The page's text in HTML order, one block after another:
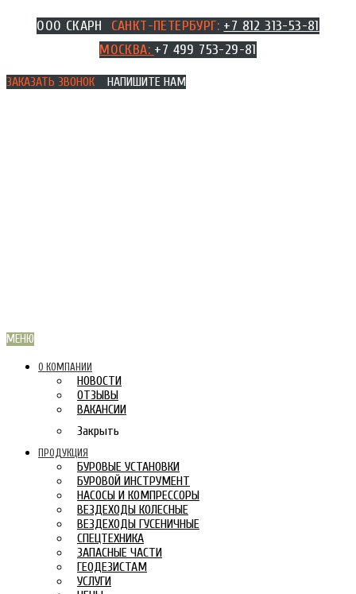
Перейти
ООО СКАРН САНКТ-ПЕТЕРБУРГ: +7 812 313-53-81
МОСКВА: +7 499 753-29-81
ЗАКАЗАТЬ ЗВОНОК НАПИШИТЕ НАМ
МЕНЮ
О КОМПАНИИ
НОВОСТИ
ОТЗЫВЫ
ВАКАНСИИ
Закрыть
ПРОДУКЦИЯ
БУРОВЫЕ УСТАНОВКИ
БУРОВОЙ ИНСТРУМЕНТ
НАСОСЫ И КОМПРЕССОРЫ
ВЕЗДЕХОДЫ КОЛЕСНЫЕ
ВЕЗДЕХОДЫ ГУСЕНИЧНЫЕ
СПЕЦТЕХНИКА
ЗАПАСНЫЕ ЧАСТИ
ГЕОДЕЗИСТАМ
УСЛУГИ